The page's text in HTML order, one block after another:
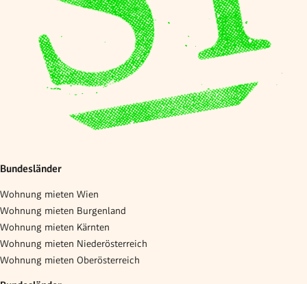
Bundesländer
Wohnung mieten Wien
Wohnung mieten Burgenland
Wohnung mieten Kärnten
Wohnung mieten Niederösterreich
Wohnung mieten Oberösterreich